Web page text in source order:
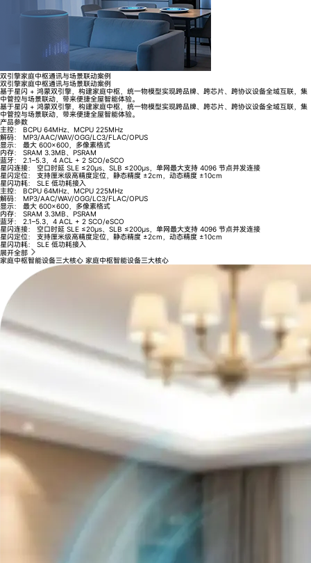
双引擎家庭中枢通讯与场景联动案例
双引擎家庭中枢通讯与场景联动案例
基于星闪 + 鸿蒙双引擎，构建家庭中枢，统一物模型实现跨品牌、跨芯片、跨协议设备全域互联，集
中管控与场景联动，带来便捷全屋智能体验。
基于星闪 + 鸿蒙双引擎，构建家庭中枢，统一物模型实现跨品牌、跨芯片、跨协议设备全域互联，集
中管控与场景联动，带来便捷全屋智能体验。
产品参数
主控：
BCPU 64MHz、MCPU 225MHz
解码：
MP3/AAC/WAV/OGG/LC3/FLAC/OPUS
显示：
最大 600×600，多像素格式
内存：
SRAM 3.3MB、PSRAM
蓝牙：
2.1–5.3，4 ACL + 2 SCO/eSCO
星闪连接：
空口时延 SLE ≤20μs、SLB ≤200μs，单网最大支持 4096 节点并发连接
星闪定位：
支持厘米级高精度定位，静态精度 ±2cm，动态精度 ±10cm
星闪功耗：
SLE 低功耗接入
主控：
BCPU 64MHz、MCPU 225MHz
解码：
MP3/AAC/WAV/OGG/LC3/FLAC/OPUS
显示：
最大 600×600，多像素格式
内存：
SRAM 3.3MB、PSRAM
蓝牙：
2.1–5.3，4 ACL + 2 SCO/eSCO
星闪连接：
空口时延 SLE ≤20μs、SLB ≤200μs，单网最大支持 4096 节点并发连接
星闪定位：
支持厘米级高精度定位，静态精度 ±2cm，动态精度 ±10cm
星闪功耗：
SLE 低功耗接入
展开全部
家庭中枢智能设备三大核心 家庭中枢智能设备三大核心